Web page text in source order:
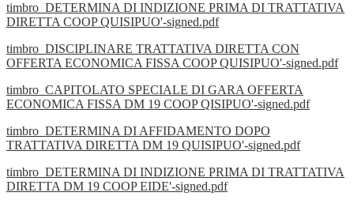
timbro_DETERMINA DI INDIZIONE PRIMA DI TRATTATIVA
DIRETTA COOP QUISIPUO'-signed.pdf
timbro_DISCIPLINARE TRATTATIVA DIRETTA CON
OFFERTA ECONOMICA FISSA COOP QUISIPUO'-signed.pdf
timbro_CAPITOLATO SPECIALE DI GARA OFFERTA
ECONOMICA FISSA DM 19 COOP QISIPUO'-signed.pdf
timbro_DETERMINA DI AFFIDAMENTO DOPO
TRATTATIVA DIRETTA DM 19 QUISIPUO'-signed.pdf
timbro_DETERMINA DI INDIZIONE PRIMA DI TRATTATIVA
DIRETTA DM 19 COOP EIDE'-signed.pdf